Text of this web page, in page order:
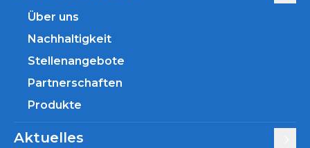
Über uns
Nachhaltigkeit
Stellenangebote
Partnerschaften
Produkte
Aktuelles